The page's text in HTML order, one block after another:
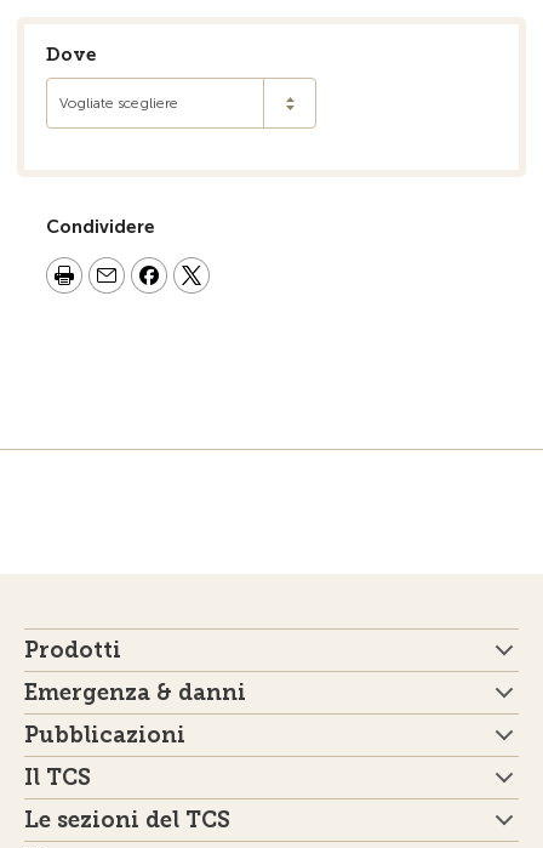
Dove
Vogliate scegliere
Condividere
Prodotti
Emergenza & danni
Pubblicazioni
Il TCS
Le sezioni del TCS